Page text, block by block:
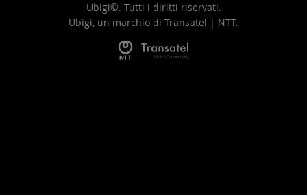
Ubigi©. Tutti i diritti riservati.
Ubigi, un marchio di Transatel | NTT.